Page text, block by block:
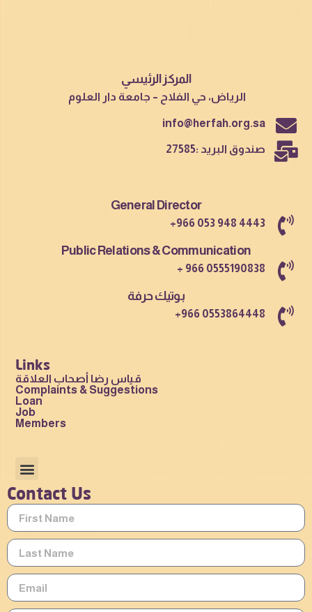
المركز الرئيسي
الرياض، حي الفلاح – جامعة دار العلوم
info@herfah.org.sa
صندوق البريد :27585
General Director
+966 053 948 4443
Public Relations & Communication
+ 966 0555190838
بوتيك حرفة
+966 0553864448
Links
قياس رضا أصحاب العلاقة
Complaints & Suggestions
Loan
Job
Members
Contact Us